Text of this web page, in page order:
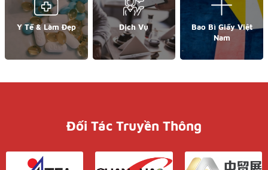
Y Tế & Làm Đẹp Dịch Vụ
Bao Bì Giấy Việt
Nam
Đối Tác Truyền Thông